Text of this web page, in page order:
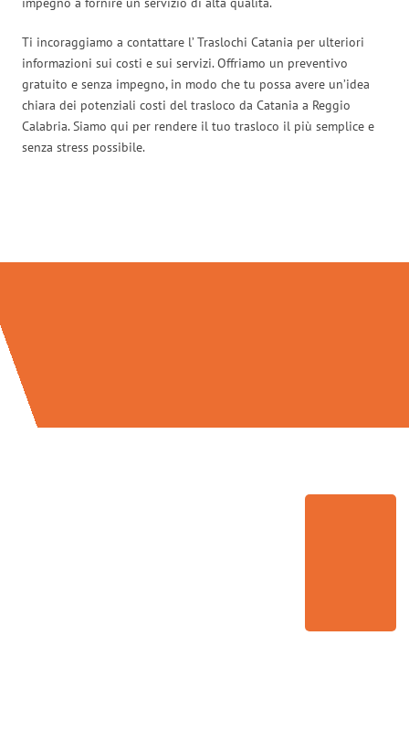
Ti incoraggiamo a contattare l’ Traslochi Catania per ulteriori
informazioni sui costi e sui servizi. Offriamo un preventivo
gratuito e senza impegno, in modo che tu possa avere un’idea
chiara dei potenziali costi del trasloco da Catania a Reggio
Calabria. Siamo qui per rendere il tuo trasloco il più semplice e
senza stress possibile.